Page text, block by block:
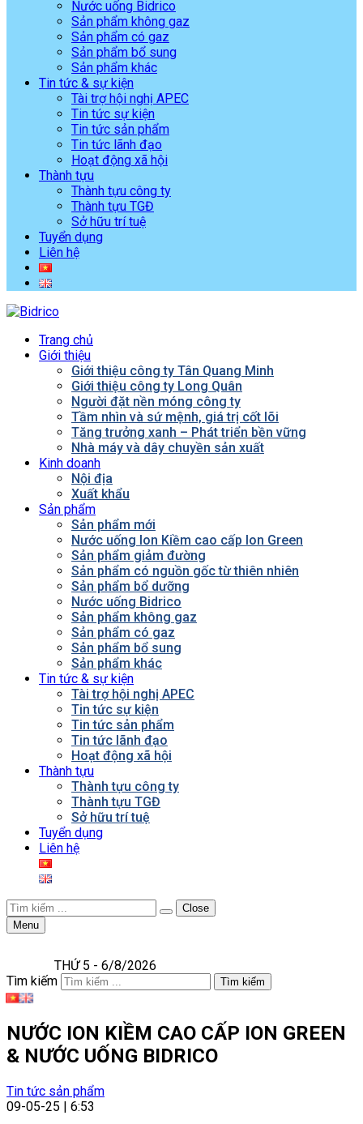
Nước uống Bidrico
Sản phẩm không gaz
Sản phẩm có gaz
Sản phẩm bổ sung
Sản phẩm khác
Tin tức & sự kiện
Tài trợ hội nghị APEC
Tin tức sự kiện
Tin tức sản phẩm
Tin tức lãnh đạo
Hoạt động xã hội
Thành tựu
Thành tựu công ty
Thành tựu TGĐ
Sở hữu trí tuệ
Tuyển dụng
Liên hệ
Trang chủ
Giới thiệu
Giới thiệu công ty Tân Quang Minh
Giới thiệu công ty Long Quân
Người đặt nền móng công ty
Tầm nhìn và sứ mệnh, giá trị cốt lõi
Tăng trưởng xanh – Phát triển bền vững
Nhà máy và dây chuyền sản xuất
Kinh doanh
Nội địa
Xuất khẩu
Sản phẩm
Sản phẩm mới
Nước uống Ion Kiềm cao cấp Ion Green
Sản phẩm giảm đường
Sản phẩm có nguồn gốc từ thiên nhiên
Sản phẩm bổ dưỡng
Nước uống Bidrico
Sản phẩm không gaz
Sản phẩm có gaz
Sản phẩm bổ sung
Sản phẩm khác
Tin tức & sự kiện
Tài trợ hội nghị APEC
Tin tức sự kiện
Tin tức sản phẩm
Tin tức lãnh đạo
Hoạt động xã hội
Thành tựu
Thành tựu công ty
Thành tựu TGĐ
Sở hữu trí tuệ
Tuyển dụng
Liên hệ
Close
Menu
THỨ 5 - 6/8/2026
Tìm kiếm
Tìm kiếm
NƯỚC ION KIỀM CAO CẤP ION GREEN
& NƯỚC UỐNG BIDRICO
Tin tức sản phẩm
09-05-25 | 6:53